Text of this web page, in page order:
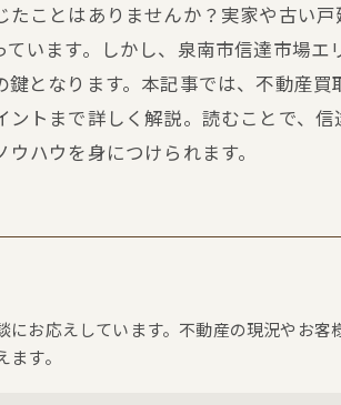
ことはありませんか？実家や古い戸
います。しかし、泉南市信達市場エ
となります。本記事では、不動産買
トまで詳しく解説。読むことで、信
ハウを身につけられます。
お応えしています。不動産の現況やお客
す。